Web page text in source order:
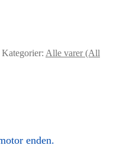
Kategorier: Alle varer (All
enden.